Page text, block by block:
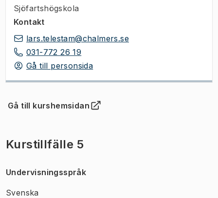
Sjöfartshögskola
Kontakt
lars.telestam@chalmers.se
031-772 26 19
Gå till personsida
Gå till kurshemsidan
(Öppnas i ny flik)
Kurstillfälle 5
Undervisningsspråk
Svenska